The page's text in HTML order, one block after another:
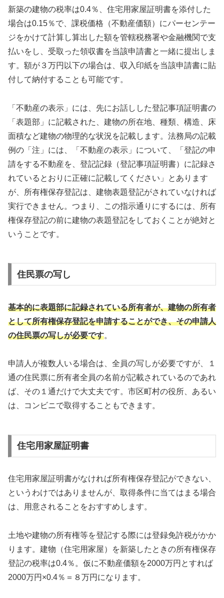
新築の建物の税率は0.4％、住宅用家屋証明書を添付した
場合は0.15％で、課税価格（不動産価額）にパーセンテー
ジをかけて計算し算出した額を管轄税務署や金融機関で支
払いをし、受取った領収書を当該申請書と一緒に提出しま
す。額が３万円以下の場合は、収入印紙を当該申請書に貼
付して納付することも可能です。
「不動産の表示」には、先にお話しした登記事項証明書の
「表題部」に記載された、建物の所在地、種類、構造、床
面積など建物の物理的な状況を記載します。法務局の記載
例の「注」には、「不動産の表示」について、「登記の申
請をする不動産を、登記記録（登記事項証明書）に記録さ
れているとおりに正確に記載してください」とあります
が、所有権保存登記は、建物表題登記がされていなければ
実行できません。つまり、この指示通りにするには、所有
権保存登記の前に建物の表題登記をしておくことが絶対と
いうことです。
住民票の写し
基本的に表題部に記録されている所有者が、建物の所有者
として所有権保存登記を申請することができ、その申請人
の住民票の写しが必要です。
申請人が複数人いる場合は、全員の写しが必要ですが、１
通の住民票に所有者全員の名前が記載されているのであれ
ば、その１通だけで大丈夫です。市区町村の役所、あるい
は、コンビニで取得することもできます。
住宅用家屋証明書
住宅用家屋証明書がなければ所有権保存登記ができない、
というわけではありませんが、取得条件に当てはまる場合
は、用意されることをおすすめします。
土地や建物の所有権等を登記する際には登録免許税がかか
ります。建物（住宅用家屋）を新築したときの所有権保存
登記の税率は0.4％。仮に不動産価額を2000万円とすれば
2000万円×0.4％＝８万円になります。